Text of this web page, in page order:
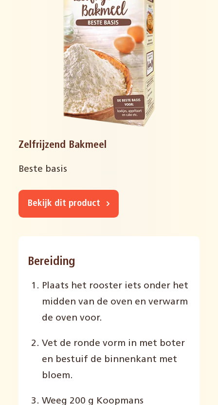
Zelfrijzend Bakmeel
Beste basis
Bekijk dit product
Bereiding
Plaats het rooster iets onder het
midden van de oven en verwarm
de oven voor.
Vet de ronde vorm in met boter
en bestuif de binnenkant met
bloem.
Weeg 200 g Koopmans